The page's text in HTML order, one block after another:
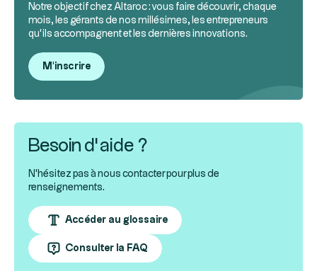
Notre objectif chez Altaroc : vous faire découvrir, chaque
mois, les gérants de nos millésimes, les entrepreneurs
qu’ils accompagnent et les dernières innovations.
M'inscrire
Besoin d’aide ?
N'hésitez pas à nous contacter pour plus de
renseignements.
Accéder au glossaire
Consulter la FAQ